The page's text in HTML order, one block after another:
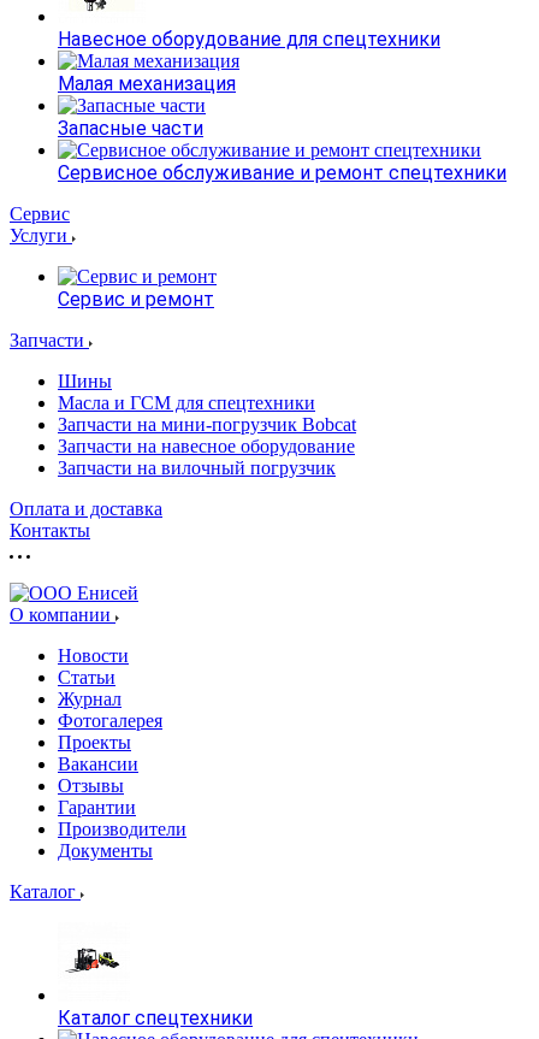
Навесное оборудование для спецтехники
Малая механизация
Запасные части
Сервисное обслуживание и ремонт спецтехники
Сервис
Услуги
Сервис и ремонт
Запчасти
Шины
Масла и ГСМ для спецтехники
Запчасти на мини-погрузчик Bobcat
Запчасти на навесное оборудование
Запчасти на вилочный погрузчик
Оплата и доставка
Контакты
О компании
Новости
Статьи
Журнал
Фотогалерея
Проекты
Вакансии
Отзывы
Гарантии
Производители
Документы
Каталог
Каталог спецтехники